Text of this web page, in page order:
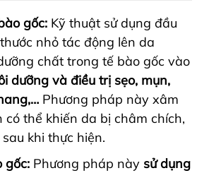
gốc: Kỹ thuật sử dụng đầu
nhỏ tác động lên da
chất trong tế bào gốc vào
dưỡng và điều trị sẹo, mụn,
Phương pháp này xâm
có thể khiến da bị châm chích,
khi thực hiện.
gốc: Phương pháp này sử dụng